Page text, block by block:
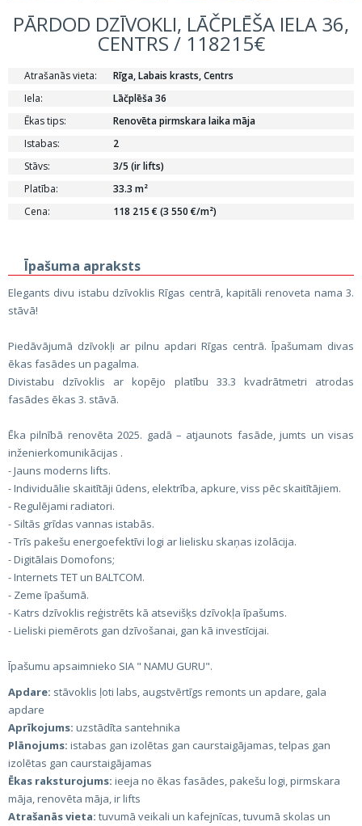
PĀRDOD DZĪVOKLI, LĀČPLĒŠA IELA 36,
CENTRS / 118215€
Atrašanās vieta:
Rīga, Labais krasts, Centrs
Iela:
Lāčplēša 36
Ēkas tips:
Renovēta pirmskara laika māja
Istabas:
2
Stāvs:
3/5 (ir lifts)
Platība:
33.3 m²
Cena:
118 215 € (3 550 €/m²)
Īpašuma apraksts
Elegants divu istabu dzīvoklis Rīgas centrā, kapitāli renoveta nama 3.
stāvā!
Piedāvājumā dzīvokļi ar pilnu apdari Rīgas centrā. Īpašumam divas
ēkas fasādes un pagalma.
Divistabu dzīvoklis ar kopējo platību 33.3 kvadrātmetri atrodas
fasādes ēkas 3. stāvā.
Ēka pilnībā renovēta 2025. gadā – atjaunots fasāde, jumts un visas
inženierkomunikācijas .
- Jauns moderns lifts.
- Individuālie skaitītāji ūdens, elektrība, apkure, viss pēc skaitītājiem.
- Regulējami radiatori.
- Siltās grīdas vannas istabās.
- Trīs pakešu energoefektīvi logi ar lielisku skaņas izolācija.
- Digitālais Domofons;
- Internets TET un BALTCOM.
- Zeme īpašumā.
- Katrs dzīvoklis reģistrēts kā atsevišķs dzīvokļa īpašums.
- Lieliski piemērots gan dzīvošanai, gan kā investīcijai.
Īpašumu apsaimnieko SIA " NAMU GURU".
Apdare: stāvoklis ļoti labs, augstvērtīgs remonts un apdare, gala
apdare
Aprīkojums: uzstādīta santehnika
Plānojums: istabas gan izolētas gan caurstaigājamas, telpas gan
izolētas gan caurstaigājamas
Ēkas raksturojums: ieeja no ēkas fasādes, pakešu logi, pirmskara
māja, renovēta māja, ir lifts
Atrašanās vieta: tuvumā veikali un kafejnīcas, tuvumā skolas un